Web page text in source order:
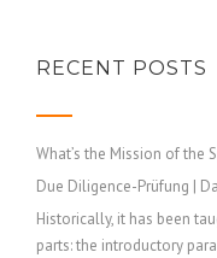
RECENT POSTS
What’s the Mission of the
Due Diligence-Prüfung |
Historically, it has been
parts: the introductory